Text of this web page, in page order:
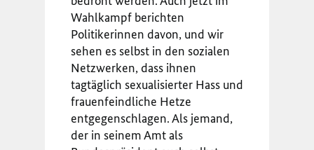
Wahlkampf berichten
Politikerinnen davon, und wir
sehen es selbst in den sozialen
Netzwerken, dass ihnen
tagtäglich sexualisierter Hass und
frauenfeindliche Hetze
entgegenschlagen. Als jemand,
der in seinem Amt als